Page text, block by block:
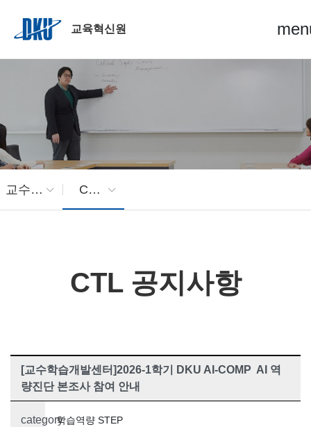
교육혁신원
교수학습개발센터 CTL 공지사항
CTL 공지사항
[교수학습개발센터]2026-1학기 DKU AI-COMP AI 역
량진단 본조사 참여 안내
category학습역량 STEP